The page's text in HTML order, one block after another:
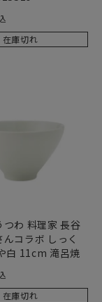
在庫切れ
つわ 料理家 長谷
コラボ しっく
白 11cm 滝呂焼
在庫切れ